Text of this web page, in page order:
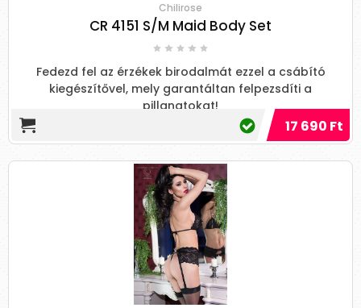
Chilirose
CR 4151 S/M Maid Body Set
Fedezd fel az érzékek birodalmát ezzel a csábító
kiegészítővel, mely garantáltan felpezsdíti a
pillanatokat!
17 690 Ft